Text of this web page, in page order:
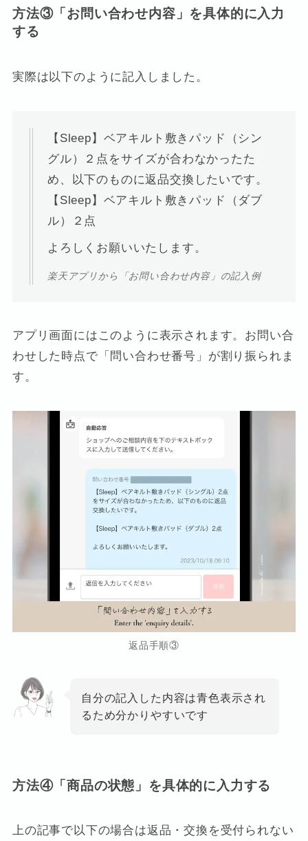
方法③「お問い合わせ内容」を具体的に入力
する
実際は以下のように記入しました。
【Sleep】ベアキルト敷きパッド（シン
グル）２点をサイズが合わなかったた
め、以下のものに返品交換したいです。
【Sleep】ベアキルト敷きパッド（ダブ
ル）２点
よろしくお願いいたします。
楽天アプリから「お問い合わせ内容」の記入例
アプリ画面にはこのように表示されます。お問い合
わせした時点で「問い合わせ番号」が割り振られま
す。
返品手順③
自分の記入した内容は青色表示され
るため分かりやすいです
方法④「商品の状態」を具体的に入力する
上の記事で以下の場合は返品・交換を受付られない